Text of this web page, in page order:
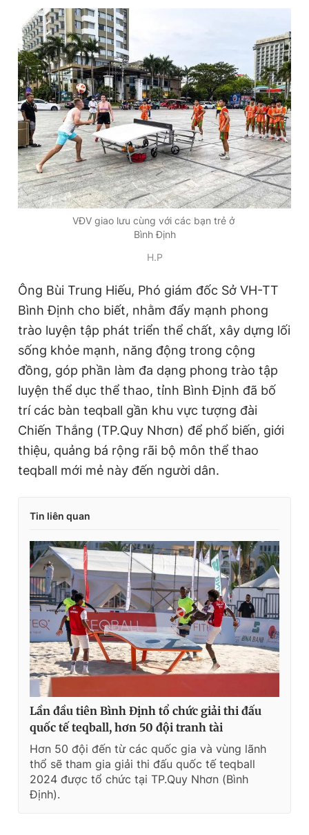
VĐV giao lưu cùng với các bạn trẻ ở
Bình Định
H.P
Ông Bùi Trung Hiếu, Phó giám đốc Sở VH-TT
Bình Định cho biết, nhằm đẩy mạnh phong
trào luyện tập phát triển thể chất, xây dựng lối
sống khỏe mạnh, năng động trong cộng
đồng, góp phần làm đa dạng phong trào tập
luyện thể dục thể thao, tỉnh Bình Định đã bố
trí các bàn teqball gần khu vực tượng đài
Chiến Thắng (TP.Quy Nhơn) để phổ biến, giới
thiệu, quảng bá rộng rãi bộ môn thể thao
teqball mới mẻ này đến người dân.
Tin liên quan
Lần đầu tiên Bình Định tổ chức giải thi đấu
quốc tế teqball, hơn 50 đội tranh tài
Hơn 50 đội đến từ các quốc gia và vùng lãnh
thổ sẽ tham gia giải thi đấu quốc tế teqball
2024 được tổ chức tại TP.Quy Nhơn (Bình
Định).